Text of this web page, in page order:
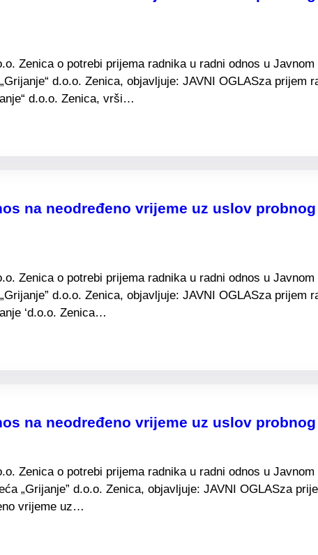
Zenica o potrebi prijema radnika u radni odnos u
d.o.o. Zenica, objavljuje: JAVNI OGLASza prijem
d.o.o. Zenica, vrši…
na neodređeno vrijeme uz uslov
Zenica o potrebi prijema radnika u radni odnos u
d.o.o. Zenica, objavljuje: JAVNI OGLASza prijem
‘d.o.o. Zenica…
na neodređeno vrijeme uz uslov
Zenica o potrebi prijema radnika u radni odnos u
„Grijanje” d.o.o. Zenica, objavljuje: JAVNI OGLASza
vrijeme uz…